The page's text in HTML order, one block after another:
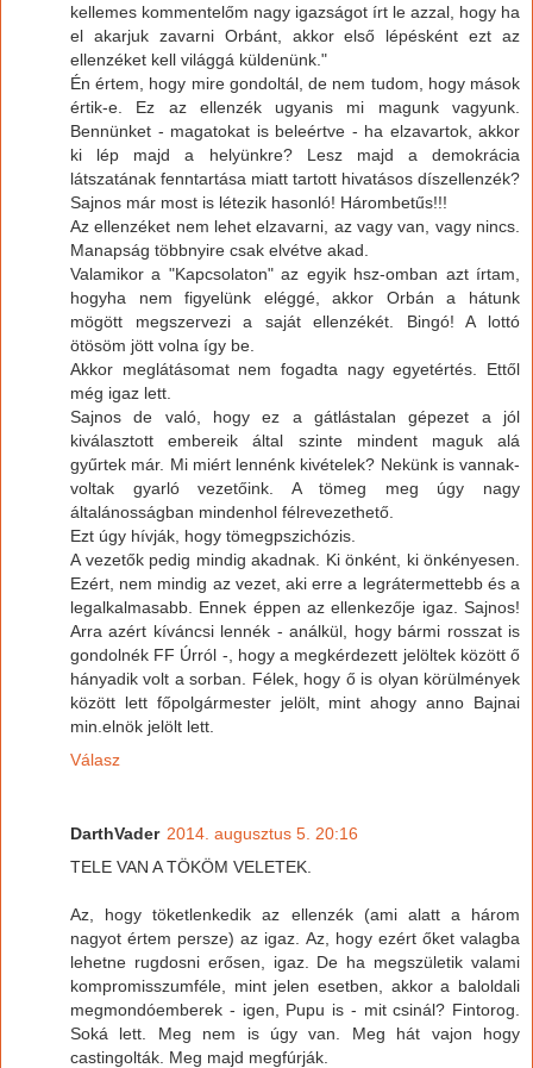
kellemes kommentelőm nagy igazságot írt le azzal, hogy ha
el akarjuk zavarni Orbánt, akkor első lépésként ezt az
ellenzéket kell világgá küldenünk."
Én értem, hogy mire gondoltál, de nem tudom, hogy mások
értik-e. Ez az ellenzék ugyanis mi magunk vagyunk.
Bennünket - magatokat is beleértve - ha elzavartok, akkor
ki lép majd a helyünkre? Lesz majd a demokrácia
látszatának fenntartása miatt tartott hivatásos díszellenzék?
Sajnos már most is létezik hasonló! Hárombetűs!!!
Az ellenzéket nem lehet elzavarni, az vagy van, vagy nincs.
Manapság többnyire csak elvétve akad.
Valamikor a "Kapcsolaton" az egyik hsz-omban azt írtam,
hogyha nem figyelünk eléggé, akkor Orbán a hátunk
mögött megszervezi a saját ellenzékét. Bingó! A lottó
ötösöm jött volna így be.
Akkor meglátásomat nem fogadta nagy egyetértés. Ettől
még igaz lett.
Sajnos de való, hogy ez a gátlástalan gépezet a jól
kiválasztott embereik által szinte mindent maguk alá
gyűrtek már. Mi miért lennénk kivételek? Nekünk is vannak-
voltak gyarló vezetőink. A tömeg meg úgy nagy
általánosságban mindenhol félrevezethető.
Ezt úgy hívják, hogy tömegpszichózis.
A vezetők pedig mindig akadnak. Ki önként, ki önkényesen.
Ezért, nem mindig az vezet, aki erre a legrátermettebb és a
legalkalmasabb. Ennek éppen az ellenkezője igaz. Sajnos!
Arra azért kíváncsi lennék - análkül, hogy bármi rosszat is
gondolnék FF Úrról -, hogy a megkérdezett jelöltek között ő
hányadik volt a sorban. Félek, hogy ő is olyan körülmények
között lett főpolgármester jelölt, mint ahogy anno Bajnai
min.elnök jelölt lett.
Válasz
DarthVader 2014. augusztus 5. 20:16
TELE VAN A TÖKÖM VELETEK.
Az, hogy töketlenkedik az ellenzék (ami alatt a három
nagyot értem persze) az igaz. Az, hogy ezért őket valagba
lehetne rugdosni erősen, igaz. De ha megszületik valami
kompromisszumféle, mint jelen esetben, akkor a baloldali
megmondóemberek - igen, Pupu is - mit csinál? Fintorog.
Soká lett. Meg nem is úgy van. Meg hát vajon hogy
castingolták. Meg majd megfúrják.